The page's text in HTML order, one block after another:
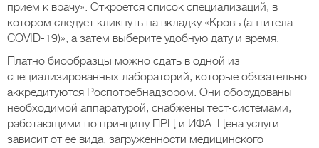
прием к врачу». Откроется список специализаций, в
котором следует кликнуть на вкладку «Кровь (антитела
COVID-19)», а затем выберите удобную дату и время.
Платно биообразцы можно сдать в одной из
специализированных лабораторий, которые обязательно
аккредитуются Роспотребнадзором. Они оборудованы
необходимой аппаратурой, снабжены тест-системами,
работающими по принципу ПРЦ и ИФА. Цена услуги
зависит от ее вида, загруженности медицинского